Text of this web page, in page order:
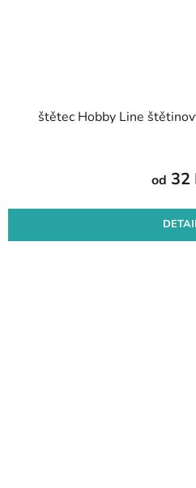
štětec Hobby Line
od 32